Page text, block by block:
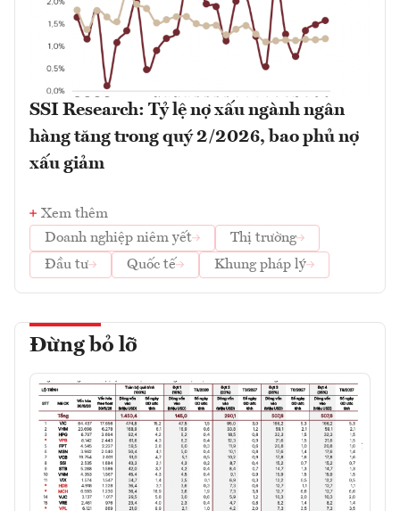
SSI Research: Tỷ lệ nợ xấu ngành ngân
hàng tăng trong quý 2/2026, bao phủ nợ
xấu giảm
Xem thêm
Doanh nghiệp niêm yết
Thị trường
Đầu tư
Quốc tế Khung pháp lý
Đừng bỏ lỡ